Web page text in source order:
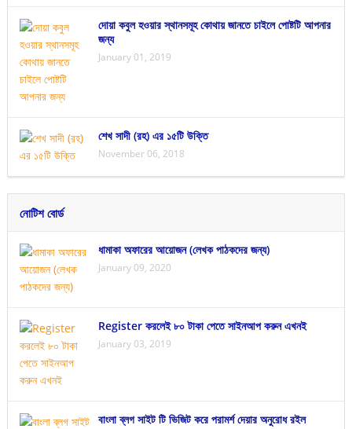
দোয়া কবুল হওয়ার স্থানসমূহ কোথায় জানতে চাইলে পোষ্টটি আপনার
জন্য
January 01, 2019
শেখ সাদী (রহ) এর ১৫টি উক্তি
November 06, 2018
নোটিশ বোর্ড
ধামাকা অফারের আয়োজন (লেখক পাঠকদের জন্য)
January 09, 2020
Register করলেই ৮০ টাকা পেতে সাইনআপ করুন এখনই
January 03, 2019
বাংলা ব্লগ সাইট টি ভিজিট করে পরামর্শ দেয়ার অনুরোধ রইল